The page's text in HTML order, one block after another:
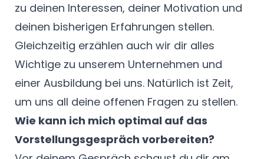
zu deinen Interessen, deiner Motivation und
deinen bisherigen Erfahrungen stellen.
Gleichzeitig erzählen auch wir dir alles
Wichtige zu unserem Unternehmen und
einer Ausbildung bei uns. Natürlich ist Zeit,
um uns all deine offenen Fragen zu stellen.
Wie kann ich mich optimal auf das
Vorstellungsgespräch vorbereiten?